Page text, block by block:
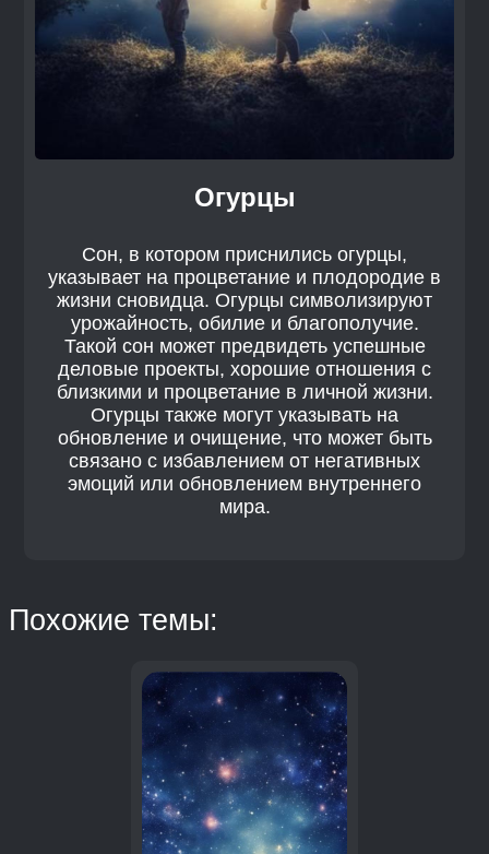
Огурцы
Сон, в котором приснились огурцы,
указывает на процветание и плодородие в
жизни сновидца. Огурцы символизируют
урожайность, обилие и благополучие.
Такой сон может предвидеть успешные
деловые проекты, хорошие отношения с
близкими и процветание в личной жизни.
Огурцы также могут указывать на
обновление и очищение, что может быть
связано с избавлением от негативных
эмоций или обновлением внутреннего
мира.
Похожие темы: